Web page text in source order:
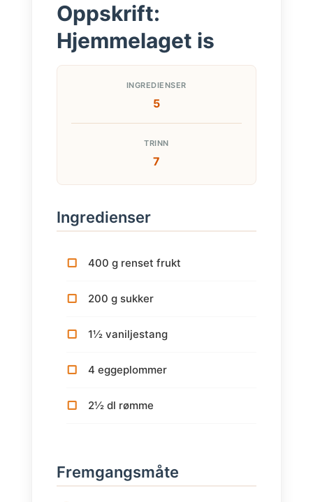
Oppskrift:
Hjemmelaget is
INGREDIENSER
5
TRINN
7
Ingredienser
400 g renset frukt
200 g sukker
1½ vaniljestang
4 eggeplommer
2½ dl rømme
Fremgangsmåte